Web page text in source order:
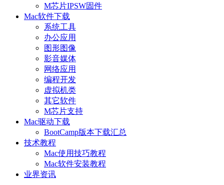
M芯片IPSW固件
Mac软件下载
系统工具
办公应用
图形图像
影音媒体
网络应用
编程开发
虚拟机类
其它软件
M芯片支持
Mac驱动下载
BootCamp版本下载汇总
技术教程
Mac使用技巧教程
Mac软件安装教程
业界资讯